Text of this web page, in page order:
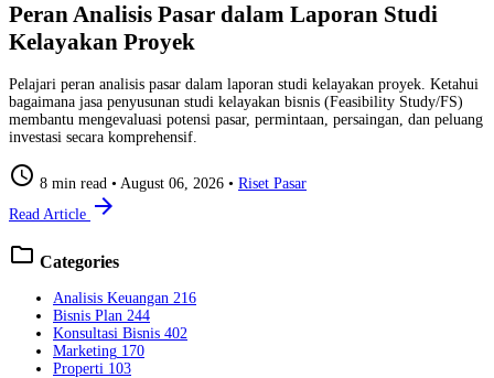
Peran Analisis Pasar dalam Laporan Studi
Kelayakan Proyek
Pelajari peran analisis pasar dalam laporan studi kelayakan proyek. Ketahui
bagaimana jasa penyusunan studi kelayakan bisnis (Feasibility Study/FS)
membantu mengevaluasi potensi pasar, permintaan, persaingan, dan peluang
investasi secara komprehensif.
schedule 8 min read • August 06, 2026 • Riset Pasar
Read Article arrow_forward
folder Categories
Analisis Keuangan 216
Bisnis Plan 244
Konsultasi Bisnis 402
Marketing 170
Properti 103